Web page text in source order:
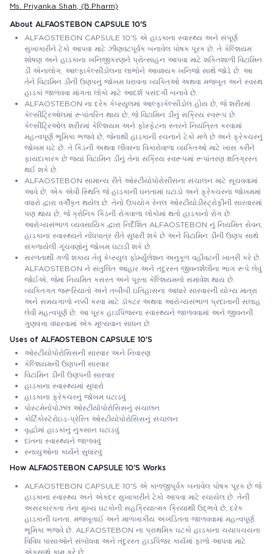
Ms. Priyanka Shah , (B.Pharm)
About ALFAOSTEBON CAPSULE 10'S
ALFAOSTEBON CAPSULE 10'S એ હાડકાના સ્વાસ્થ્ય અને સંપૂર્ણ
સુખાકારીને ટેકો આપવા માટે ઝીણવટપૂર્વક બનાવેલ પોષક પૂરક છે. તે કેલ્શિયમ
શોષણ અને હાડકાના ખનિજીકરણને પ્રોત્સાહન આપવા માટે શક્તિશાળી વિટામિન
ડી એનાલોગ, આલ્ફાકેલ્સીડોલના લાભોને આવશ્યક ખનિજો સાથે જોડે છે. આ
તેને વિટામિન ડીની ઉણપનું જોખમ ધરાવતા વ્યક્તિઓ અથવા મજબૂત અને સ્વસ્થ
હાડકાં જાળવવા માંગતા લોકો માટે આદર્શ પસંદગી બનાવે છે.
ALFAOSTEBON ના દરેક કેપ્સ્યુલમાં આલ્ફાકેલ્સીડોલ હોય છે, જે શરીરમાં
કેલ્સીટ્રિઓલમાં રૂપાંતરિત થાય છે, જે વિટામિન ડીનું સક્રિય સ્વરૂપ છે.
કેલ્સીટ્રિઓલ શરીરમાં કેલ્શિયમ અને ફોસ્ફેટના સ્તરને નિયંત્રિત કરવામાં
મહત્વપૂર્ણ ભૂમિકા ભજવે છે, જેનાથી હાડકાની રચનાને ટેકો મળે છે અને ફ્રેક્ચરનું
જોખમ ઘટે છે. તે કિડની અથવા લીવરના વિકારોવાળા વ્યક્તિઓ માટે ખાસ કરીને
ફાયદાકારક છે જ્યાં વિટામિન ડીનું તેના સક્રિય સ્વરૂપમાં રૂપાંતરણ ક્ષતિગ્રસ્ત
થઈ શકે છે.
ALFAOSTEBON સામાન્ય રીતે ઓસ્ટીયોપોરોસીસના સંચાલન માટે સૂચવવામાં
આવે છે, એક એવી સ્થિતિ જે હાડકાની ઘનતામાં ઘટાડો અને ફ્રેક્ચરના જોખમમાં
વધારો દ્વારા વર્ગીકૃત થયેલ છે. તેનો ઉપયોગ રેનલ ઓસ્ટીયોડીસ્ટ્રોફીની સારવારમાં
પણ થાય છે, જે ક્રોનિક કિડની રોગવાળા લોકોમાં થતો હાડકાનો રોગ છે.
આરોગ્યસંભાળ વ્યવસાયિક દ્વારા નિર્દેશિત ALFAOSTEBON નું નિયમિત સેવન,
હાડકાના સ્વાસ્થ્યને નોંધપાત્ર રીતે સુધારી શકે છે અને વિટામિન ડીની ઉણપ સાથે
સંકળાયેલી ગૂંચવણોનું જોખમ ઘટાડી શકે છે.
સરળતાથી ગળી શકાય તેવું કેપ્સ્યુલ ફોર્મ્યુલેશન અનુકૂળ વહીવટની ખાતરી કરે છે.
ALFAOSTEBON ને સંતુલિત આહાર અને તંદુરસ્ત જીવનશૈલીના ભાગ રૂપે લેવું
જોઈએ, જેમાં નિયમિત કસરત અને પૂરતા કેલ્શિયમનો સમાવેશ થાય છે.
વ્યક્તિગત જરૂરિયાતો અને તબીબી ઇતિહાસના આધારે સારવારની યોગ્ય માત્રા
અને સમયગાળો નક્કી કરવા માટે ડૉક્ટર અથવા આરોગ્યસંભાળ પ્રદાતાની સલાહ
લેવી મહત્વપૂર્ણ છે. આ પૂરક હાડપિંજરના સ્વાસ્થ્યને જાળવવામાં અને જીવનની
ગુણવત્તા વધારવામાં એક મૂલ્યવાન સાધન છે.
Uses of ALFAOSTEBON CAPSULE 10'S
ઓસ્ટીયોપોરોસિસની સારવાર અને નિવારણ
કેલ્શિયમની ઉણપની સારવાર
વિટામિન ડીની ઉણપની સારવાર
હાડકાના સ્વાસ્થ્યમાં સુધારો
હાડકાના ફ્રેક્ચરનું જોખમ ઘટાડવું
પોસ્ટમેનોપોઝલ ઓસ્ટીયોપોરોસિસનું સંચાલન
કોર્ટિકોસ્ટેરોઇડ-પ્રેરિત ઓસ્ટીયોપોરોસિસનું સંચાલન
વૃદ્ધોમાં હાડકાંનું નુકસાન ઘટાડવું
દાંતના સ્વાસ્થ્યને જાળવવું
સ્નાયુઓના કાર્યને સુધારવું
How ALFAOSTEBON CAPSULE 10'S Works
ALFAOSTEBON CAPSULE 10'S એ કાળજીપૂર્વક બનાવેલ પોષક પૂરક છે જે
હાડકાના સ્વાસ્થ્ય અને એકંદર સુખાકારીને ટેકો આપવા માટે રચાયેલ છે. તેની
અસરકારકતા તેના મુખ્ય ઘટકોની સહક્રિયાત્મક ક્રિયાથી ઉદ્ભવે છે, દરેક
હાડકાની ઘનતા, મજબૂતાઈ અને માળખાકીય અખંડિતતા જાળવવામાં મહત્વપૂર્ણ
ભૂમિકા ભજવે છે. ALFAOSTEBON ના પ્રાથમિક ઘટકો હાડકાના ચયાપચયના
વિવિધ પાસાઓને સંબોધવા અને તંદુરસ્ત હાડપિંજર કાર્યમાં ફાળો આપવા માટે
એકસાથે કામ કરે છે.